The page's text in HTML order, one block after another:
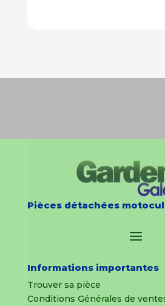
Pièces détachées
Informations importantes
Trouver sa pièce
Conditions Générales de